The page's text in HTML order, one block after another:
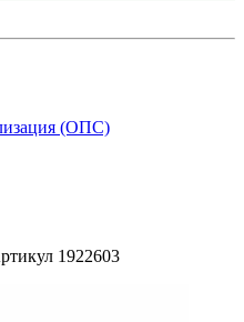
(ОПС)
1922603